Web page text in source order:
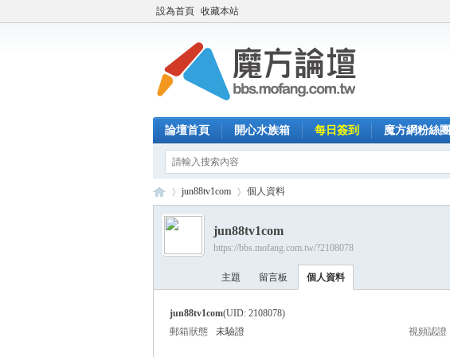
設為首頁 收藏本站
論壇首頁 開心水族箱 每日簽到 魔方網粉絲團
›
jun88tv1com 個人資料
jun88tv1com
https://bbs.mofang.com.tw/?2108078
主題 留言板 個人資料
jun88tv1com(UID: 2108078)
郵箱狀態
未驗證 視頻認證